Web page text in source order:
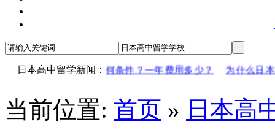
日本高中留学新闻：
二转到日本读有何条件？一年费用多少？ 为什么日本女生
当前位置: 首页 » 日本高